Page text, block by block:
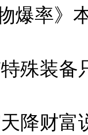
爆率
特殊装
天降财